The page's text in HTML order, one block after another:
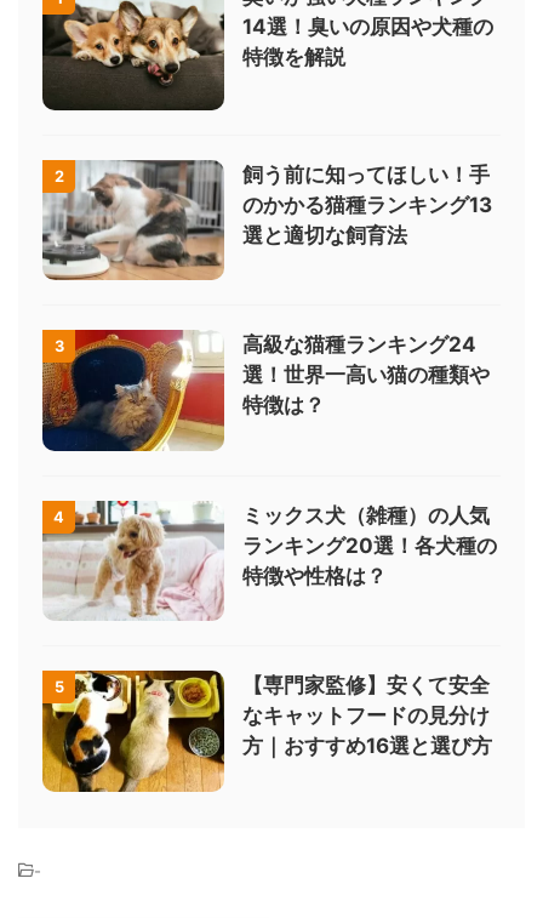
14選！臭いの原因や犬種の
特徴を解説
2
飼う前に知ってほしい！手
のかかる猫種ランキング13
選と適切な飼育法
3
高級な猫種ランキング24
選！世界一高い猫の種類や
特徴は？
4
ミックス犬（雑種）の人気
ランキング20選！各犬種の
特徴や性格は？
5
【専門家監修】安くて安全
なキャットフードの見分け
方｜おすすめ16選と選び方
-